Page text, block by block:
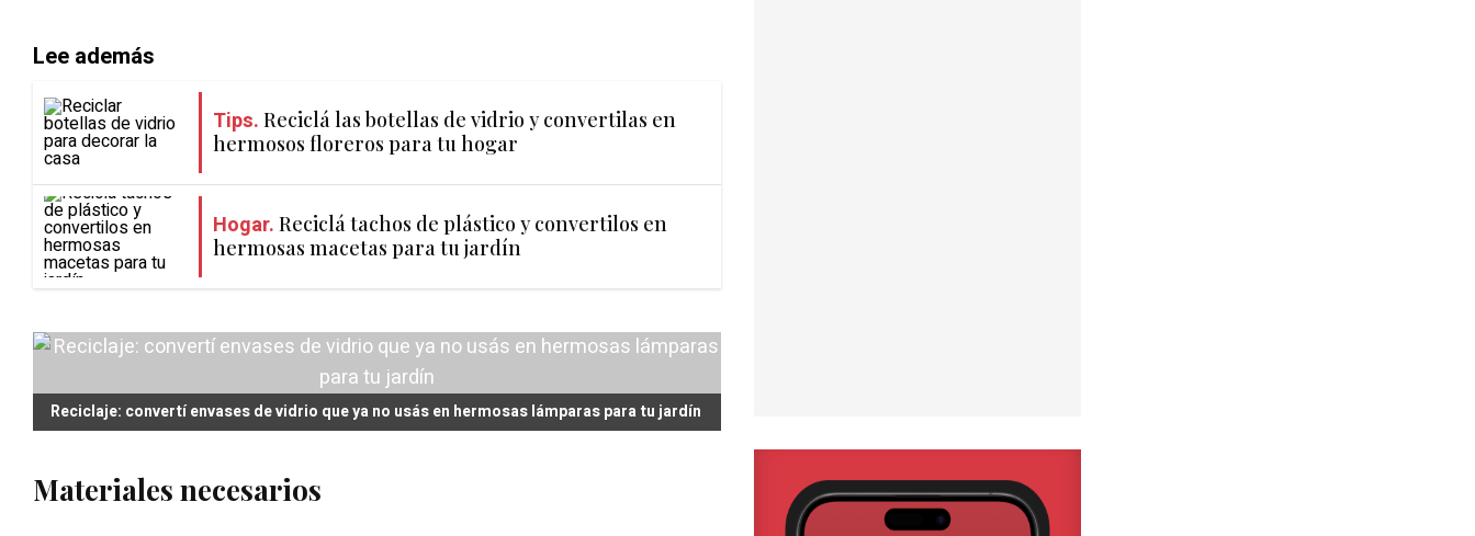
Lee además
Tips. Reciclá las botellas de vidrio y convertilas en
hermosos floreros para tu hogar
Hogar. Reciclá tachos de plástico y convertilos en
hermosas macetas para tu jardín
Reciclaje: convertí envases de vidrio que ya no usás en hermosas lámparas para tu jardín
Materiales necesarios